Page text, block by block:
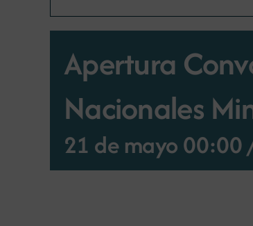
Apertura
Nacionales
21 de mayo 00:00